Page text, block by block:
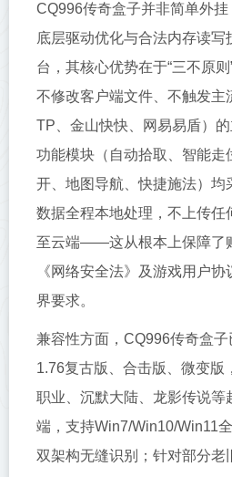
CQ996传奇盒子并非简单外
底层驱动优化与合法内存读
台，其核心优势在于“三不原则
不修改客户端文件、不触发主
TP、金山快快、网易易盾）
功能模块（自动拾取、智能走
开、地图导航、快捷施法）均
数据全程本地处理，不上传任
至云端——这从根本上保障了
《网络安全法》及游戏用户
界要求。
兼容性方面，CQ996传奇盒
1.76复古版、合击版、微变版
职业、沉默大陆、龙影传说等
端，支持Win7/Win10/Win11
双架构无缝识别；针对部分老